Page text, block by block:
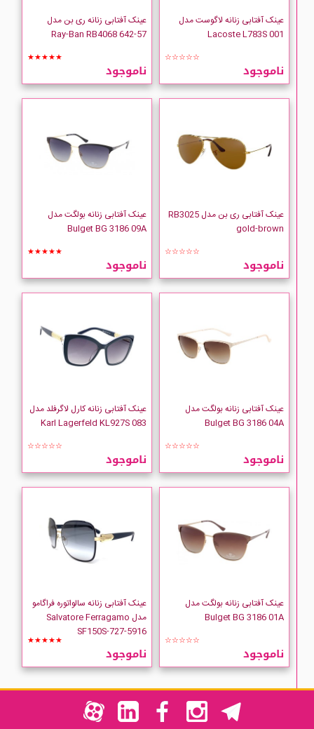
عینک آفتابی زنانه لاگوست مدل
Lacoste L783S 001
☆☆☆☆☆
ناموجود
عینک آفتابی زنانه ری بن مدل
Ray-Ban RB4068 642-57
★★★★★
ناموجود
عینک آفتابی ری بن مدل RB3025
gold-brown
☆☆☆☆☆
ناموجود
عینک آفتابی زنانه بولگت مدل
Bulget BG 3186 09A
★★★★★
ناموجود
عینک آفتابی زنانه بولگت مدل
Bulget BG 3186 04A
☆☆☆☆☆
ناموجود
عینک آفتابی زنانه کارل لاگرفلد مدل
Karl Lagerfeld KL927S 083
☆☆☆☆☆
ناموجود
عینک آفتابی زنانه بولگت مدل
Bulget BG 3186 01A
☆☆☆☆☆
ناموجود
عینک آفتابی زنانه سالواتوره فراگامو
مدل Salvatore Ferragamo
SF150S-727-5916
★★★★★
ناموجود